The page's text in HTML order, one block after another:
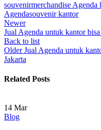
souvenirmerchandise Agenda
Agendasouvenir kantor
Newer
Jual Agenda untuk kantor
Back to list
Older Jual Agenda untuk
Jakarta
Related Posts
14 Mar
Blog